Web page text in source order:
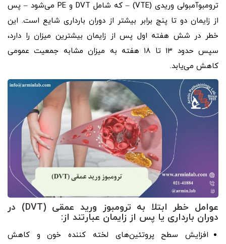
ترومبوآمبولی وریدی (VTE) – که شامل DVT و PE می‌شود – پس
از زایمان دو تا پنج برابر بیشتر از دوران بارداری شایع است. این
خطر در شش هفته اول پس از زایمان بیشترین میزان را دارد،
سپس حدود ۱۳ تا ۱۸ هفته به میزان مشابه جمعیت عمومی
کاهش می‌یابد.
عوامل خطر ابتلا به ترومبوز ورید عمقی (DVT) در
دوران بارداری یا پس از زایمان عبارتند از:
افزایش سطح پروتئین‌های لخته کننده خون و کاهش